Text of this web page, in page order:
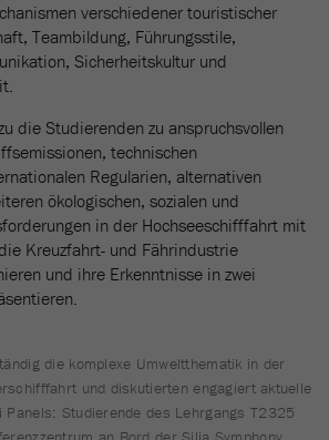
verschiedener touristischer
Teambildung, Führungsstile,
Sicherheitskultur und
die Studierenden zu anspruchsvollen
technischen
Regularien, alternativen
ökologischen, sozialen und
in der Hochseeschifffahrt mit
Kreuzfahrt- und Fährindustrie
und ihre Erkenntnisse in zwei
die komplexe Umweltthematik in der
und diskutierten engagiert aktuelle
Panels: Studierende des Lehrgangs T2325